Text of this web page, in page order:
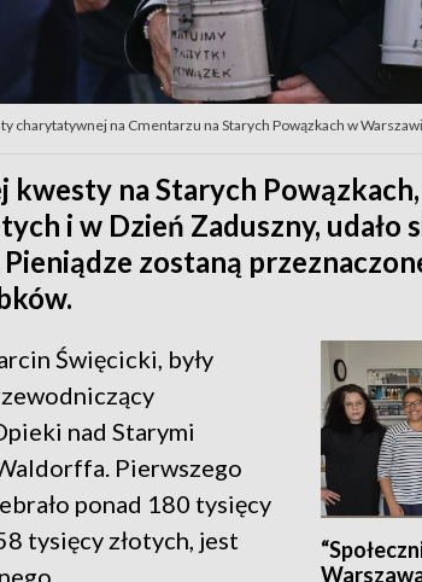
charytatywnej na Cmentarzu na Starych Powązkach w
kwesty na Starych
i w Dzień Zaduszny, udało
zostaną
Święcicki, były
nad Starymi
Pierwszego
ponad 180 tysięcy
tysięcy złotych, jest